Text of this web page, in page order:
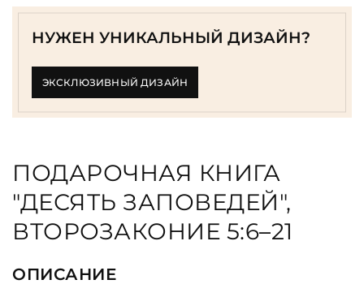
НУЖЕН УНИКАЛЬНЫЙ ДИЗАЙН?
ЭКСКЛЮЗИВНЫЙ ДИЗАЙН
ПОДАРОЧНАЯ КНИГА
"ДЕСЯТЬ ЗАПОВЕДЕЙ",
ВТОРОЗАКОНИЕ 5:6–21
ОПИСАНИЕ